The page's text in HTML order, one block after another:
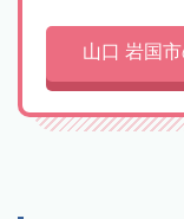
山口 岩国